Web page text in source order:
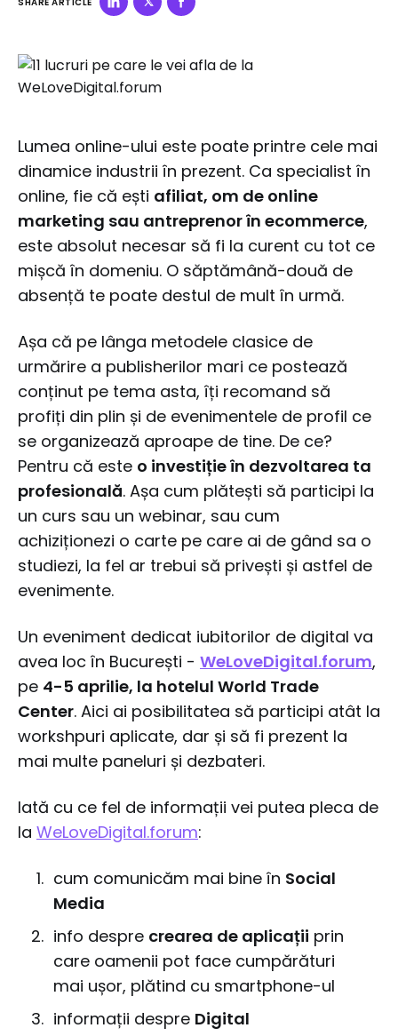
Lumea online-ului este poate printre cele mai
dinamice industrii în prezent. Ca specialist în
online, fie că ești afiliat, om de online
marketing sau antreprenor în ecommerce,
este absolut necesar să fi la curent cu tot ce
mișcă în domeniu. O săptămână-două de
absență te poate destul de mult în urmă.
Așa că pe lânga metodele clasice de
urmărire a publisherilor mari ce postează
conținut pe tema asta, îți recomand să
profiți din plin și de evenimentele de profil ce
se organizează aproape de tine. De ce?
Pentru că este o investiție în dezvoltarea ta
profesională. Așa cum plătești să participi la
un curs sau un webinar, sau cum
achiziționezi o carte pe care ai de gând sa o
studiezi, la fel ar trebui să privești și astfel de
evenimente.
Un eveniment dedicat iubitorilor de digital va
avea loc în București - WeLoveDigital.forum,
pe 4-5 aprilie, la hotelul World Trade
Center. Aici ai posibilitatea să participi atât la
workshpuri aplicate, dar și să fi prezent la
mai multe paneluri și dezbateri.
Iată cu ce fel de informații vei putea pleca de
la WeLoveDigital.forum:
cum comunicăm mai bine în Social
Media
info despre crearea de aplicații prin
care oamenii pot face cumpărături
mai ușor, plătind cu smartphone-ul
informații despre Digital